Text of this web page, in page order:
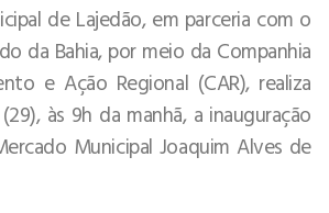
de Lajedão, em parceria com o
da Bahia, por meio da Companhia
e Ação Regional (CAR), realiza
às 9h da manhã, a inauguração
Municipal Joaquim Alves de